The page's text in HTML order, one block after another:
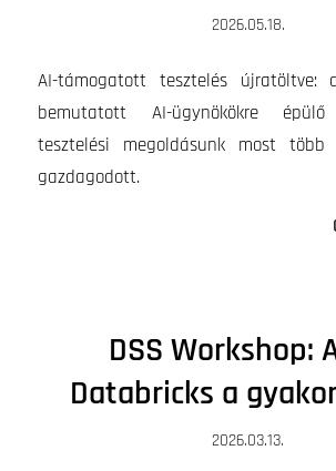
2026.05.18.
AI-támogatott tesztelés újratöltve:
bemutatott AI-ügynökökre
tesztelési megoldásunk most
gazdagodott.
DSS Workshop:
Databricks a
2026.03.13.